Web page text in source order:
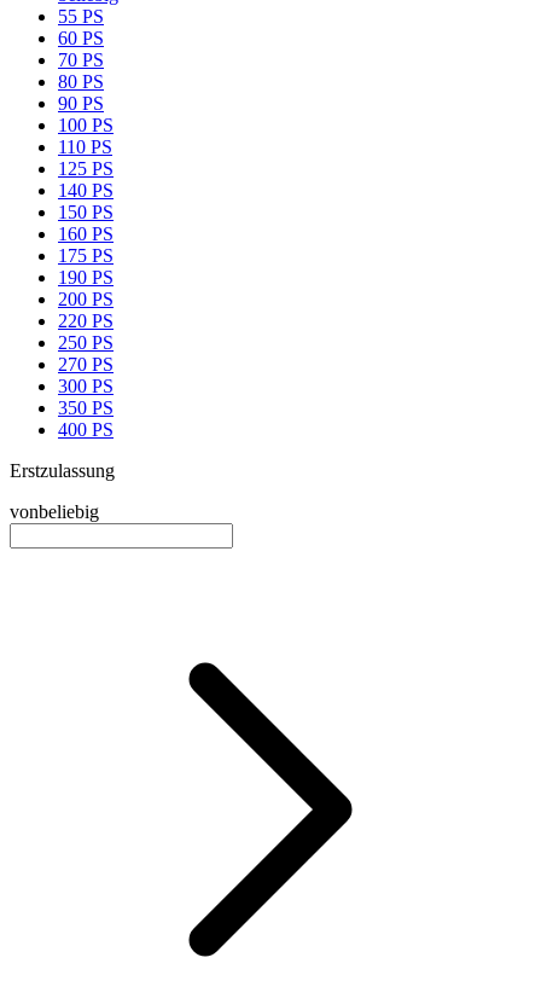
55 PS
60 PS
70 PS
80 PS
90 PS
100 PS
110 PS
125 PS
140 PS
150 PS
160 PS
175 PS
190 PS
200 PS
220 PS
250 PS
270 PS
300 PS
350 PS
400 PS
Erstzulassung
vonbeliebig